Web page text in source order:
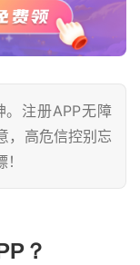
注册APP无障
，高危信控别忘
？